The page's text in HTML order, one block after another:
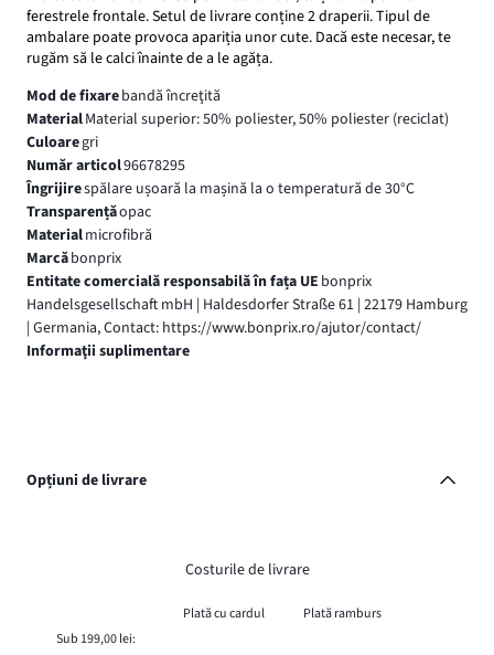
ferestrele frontale. Setul de livrare conține 2 draperii. Tipul de
ambalare poate provoca apariția unor cute. Dacă este necesar, te
rugăm să le calci înainte de a le agăța.
Mod de fixarebandă încreţită
MaterialMaterial superior: 50% poliester, 50% poliester (reciclat)
Culoaregri
Număr articol96678295
Îngrijirespălare ușoară la mașină la o temperatură de 30°C
Transparențăopac
Materialmicrofibră
Marcăbonprix
Entitate comercială responsabilă în fața UE bonprix
Handelsgesellschaft mbH | Haldesdorfer Straße 61 | 22179 Hamburg
| Germania, Contact: https://www.bonprix.ro/ajutor/contact/
Informaţii suplimentare
Opțiuni de livrare
Costurile de livrare
Plată cu cardul
Plată ramburs
Sub 199,00 lei: